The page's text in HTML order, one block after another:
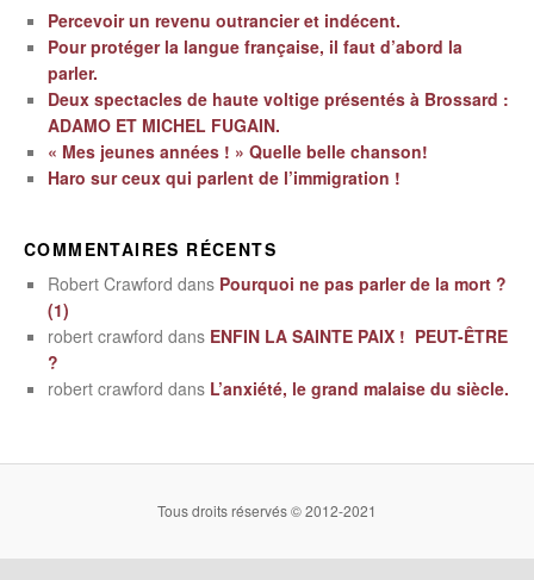
Percevoir un revenu outrancier et indécent.
Pour protéger la langue française, il faut d’abord la
parler.
Deux spectacles de haute voltige présentés à Brossard :
ADAMO ET MICHEL FUGAIN.
« Mes jeunes années ! » Quelle belle chanson!
Haro sur ceux qui parlent de l’immigration !
COMMENTAIRES RÉCENTS
Robert Crawford dans Pourquoi ne pas parler de la mort ?
(1)
robert crawford dans ENFIN LA SAINTE PAIX ! PEUT-ÊTRE
?
robert crawford dans L’anxiété, le grand malaise du siècle.
Tous droits réservés © 2012-2021